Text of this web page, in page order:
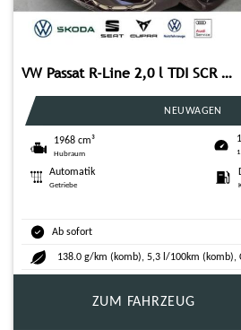
VW Passat R-Line 2,0 l TDI SCR 110 kW (150 PS) 7-Ga
NEUWAGEN
1968 cm³
Hubraum
Automatik
Getriebe
Ab sofort
138.0 g/km (komb), 5,3 l/100km (komb),
ZUM FAHRZEUG